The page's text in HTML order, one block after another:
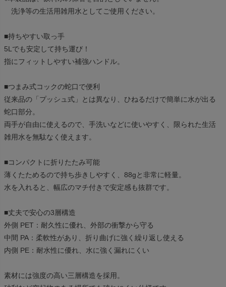
洗浄等の生活用雑用水としてご使用ください。
■持ちやすい取っ手
5Lでも安定して持ち運び！
指にフィットしやすい補強ハンドル。
■つまみ式コックの蛇口で便利
従来品の「プッシュ式」とは異なり、ひねるだけで簡単に水が出る
蛇口部分。
両手が自由に使えるので、手洗いなどに使いやすく、限られた生活
雑用水を無駄なく使えます。
■コンパクトに折りたたみ可能
薄くたためるので持ち歩きしやすく、88gと非常に軽量。
水を入れると、幅広のマチ付きで安定感も抜群です。
■丈夫で安心の3層構造
外側 PET：耐久性に優れ、外部の衝撃から守る
中間 PA：柔軟性があり、折り曲げに強く繰り返し使える
内側 PE：耐水性に優れ、水に強く漏れにくい
素材には強度の高い三層構造を採用。